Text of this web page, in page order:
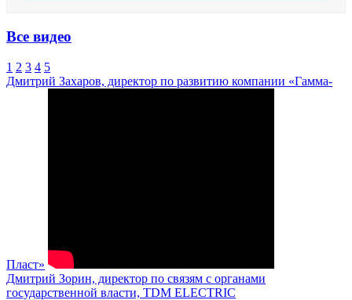
Все видео
1 2 3 4 5
Дмитрий Захаров, директор по развитию компании «Гамма-
Пласт»
Дмитрий Зорин, директор по связям с органами
государственной власти, TDM ELECTRIC